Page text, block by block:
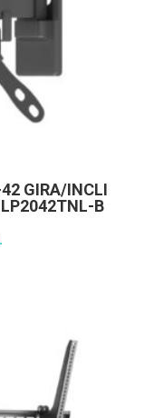
GIRA/INCLI
B